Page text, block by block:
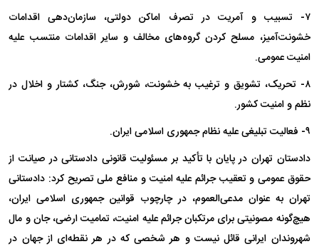
۷- تسبیب و آمریت در تصرف اماکن دولتی، سازمان‌دهی اقدامات
خشونت‌آمیز، مسلح کردن گروه‌های مخالف و سایر اقدامات منتسب علیه
امنیت عمومی.
۸- تحریک، تشویق و ترغیب به خشونت، شورش، جنگ، کشتار و اخلال در
نظم و امنیت کشور.
۹- فعالیت تبلیغی علیه نظام جمهوری اسلامی ایران.
دادستان تهران در پایان با تأکید بر مسئولیت قانونی دادستانی در صیانت از
حقوق عمومی و تعقیب جرائم علیه امنیت و منافع ملی تصریح کرد: دادستانی
تهران به عنوان مدعی‌العموم، در چارچوب قوانین جمهوری اسلامی ایران،
هیچ‌گونه مصونیتی برای مرتکبان جرائم علیه امنیت، تمامیت ارضی، جان و مال
شهروندان ایرانی قائل نیست و هر شخصی که در هر نقطه‌ای از جهان در